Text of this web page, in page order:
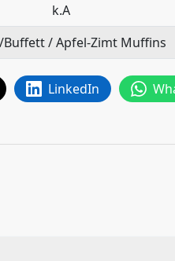
k.A
/ Apfel-Zimt Muffins
LinkedIn